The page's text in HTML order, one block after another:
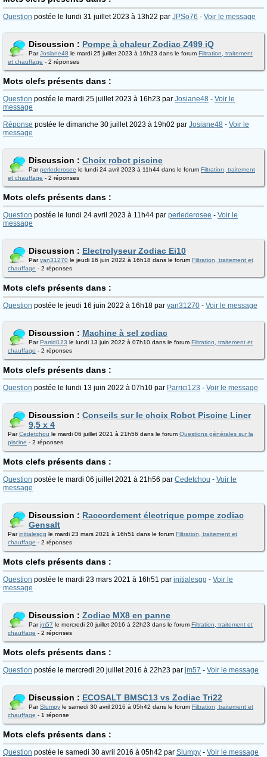
Question postée le lundi 31 juillet 2023 à 13h22 par JPSo76 - Voir le message
Discussion : Pompe à chaleur Zodiac Z499 iQ
ParJosiane48 le mardi 25 juillet 2023 à 16h23 dans le forum Filtration, traitement
et chauffage - 2 réponses
Mots clefs présents dans :
Question postée le mardi 25 juillet 2023 à 16h23 par Josiane48 - Voir le
message
Réponse postée le dimanche 30 juillet 2023 à 19h02 par Josiane48 - Voir le
message
Discussion : Choix robot piscine
Parperlederosee le lundi 24 avril 2023 à 11h44 dans le forum Filtration, traitement
et chauffage - 2 réponses
Mots clefs présents dans :
Question postée le lundi 24 avril 2023 à 11h44 par perlederosee - Voir le
message
Discussion : Electrolyseur Zodiac Ei10
Paryan31270 le jeudi 16 juin 2022 à 16h18 dans le forum Filtration, traitement et
chauffage - 2 réponses
Mots clefs présents dans :
Question postée le jeudi 16 juin 2022 à 16h18 par yan31270 - Voir le message
Discussion : Machine à sel zodiac
ParParrici123 le lundi 13 juin 2022 à 07h10 dans le forum Filtration, traitement et
chauffage - 2 réponses
Mots clefs présents dans :
Question postée le lundi 13 juin 2022 à 07h10 par Parrici123 - Voir le message
Discussion : Conseils sur le choix Robot Piscine Liner
9,5 x 4
ParCedetchou le mardi 06 juillet 2021 à 21h56 dans le forum Questions générales sur la
piscine - 2 réponses
Mots clefs présents dans :
Question postée le mardi 06 juillet 2021 à 21h56 par Cedetchou - Voir le
message
Discussion : Raccordement électrique pompe zodiac
Gensalt
Parinitialesgg le mardi 23 mars 2021 à 16h51 dans le forum Filtration, traitement et
chauffage - 2 réponses
Mots clefs présents dans :
Question postée le mardi 23 mars 2021 à 16h51 par initialesgg - Voir le
message
Discussion : Zodiac MX8 en panne
Parjm57 le mercredi 20 juillet 2016 à 22h23 dans le forum Filtration, traitement et
chauffage - 2 réponses
Mots clefs présents dans :
Question postée le mercredi 20 juillet 2016 à 22h23 par jm57 - Voir le message
Discussion : ECOSALT BMSC13 vs Zodiac Tri22
ParSlumpy le samedi 30 avril 2016 à 05h42 dans le forum Filtration, traitement et
chauffage - 1 réponse
Mots clefs présents dans :
Question postée le samedi 30 avril 2016 à 05h42 par Slumpy - Voir le message